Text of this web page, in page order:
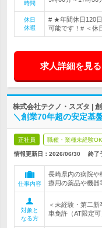
時間
休日
休暇
# ★年間休日120
可能です！# ＜休
求人詳細を見る
株式会社テクノ・スズタ |
＼創業70年超の安定基
正社員 職種・業種未経験OK
情報更新日：2026/06/30 終了
仕事内容
長崎県内の病院や
療用の薬品や機器
対象と
なる方
＜未経験・第二
車免許（AT限定